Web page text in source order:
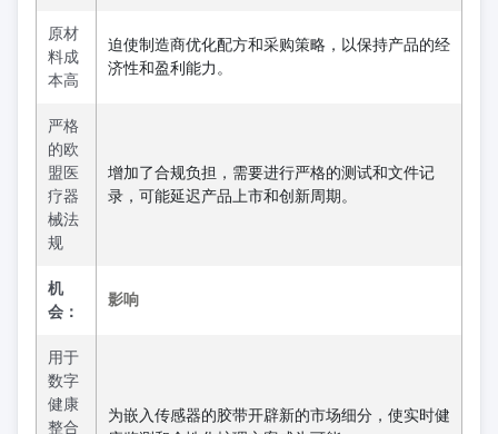
原材
料成
本高
迫使制造商优化配方和采购策略，以保持产品的经
济性和盈利能力。
严格
的欧
盟医
疗器
械法
规
增加了合规负担，需要进行严格的测试和文件记
录，可能延迟产品上市和创新周期。
机
会：
影响
用于
数字
健康
整合
为嵌入传感器的胶带开辟新的市场细分，使实时健